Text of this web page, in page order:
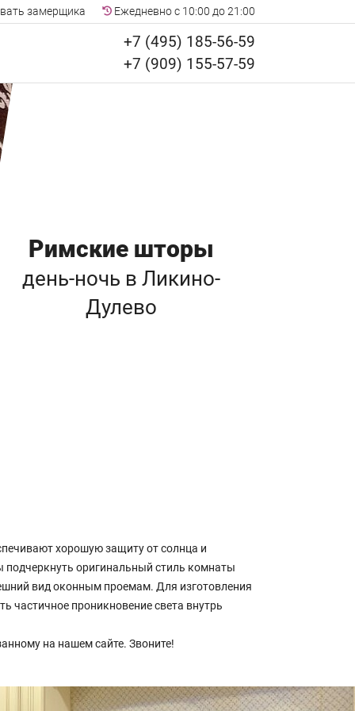
замерщика Ежедневно с 10:00 до 21:00
+7 (495) 185-56-59
+7 (909) 155-57-59
Римские шторы
день-ночь в Ликино-
Дулево
хорошую защиту от солнца и
оригинальный стиль комнаты
вид оконным проемам. Для изготовления
частичное проникновение света внутрь
на нашем сайте. Звоните!